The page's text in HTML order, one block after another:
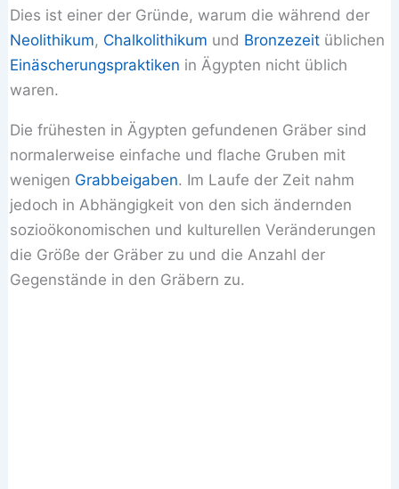
Dies ist einer der Gründe, warum die während der
Neolithikum, Chalkolithikum und Bronzezeit üblichen
Einäscherungspraktiken in Ägypten nicht üblich
waren.
Die frühesten in Ägypten gefundenen Gräber sind
normalerweise einfache und flache Gruben mit
wenigen Grabbeigaben. Im Laufe der Zeit nahm
jedoch in Abhängigkeit von den sich ändernden
sozioökonomischen und kulturellen Veränderungen
die Größe der Gräber zu und die Anzahl der
Gegenstände in den Gräbern zu.